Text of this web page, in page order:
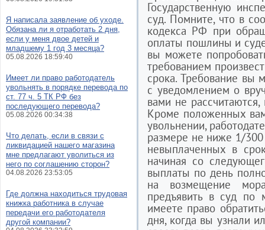
Государственную
суд. Помните, что в
кодекса РФ при
оплаты пошлины и
вы можете
требованием
срока. Требование вы
с уведомлением о
вами не
Кроме положенных
увольнении,
размере не ниже 1/
невыплаченных в
начиная со
выплаты по день
на возмещение
предъявить в суд по
имеете право
дня, когда вы узнали
Я написала заявление об уходе.
Обязана ли я отработать 2 дня,
если у меня двое детей и
младшему 1 год 3 месяца?
05.08.2026 18:59:40
Имеет ли право работодатель
увольнять в порядке перевода по
ст. 77 ч. 5 ТК РФ без
последующего перевода?
05.08.2026 00:34:38
Что делать, если в связи с
ликвидацией нашего магазина
мне предлагают уволиться из
него по соглашению сторон?
04.08.2026 23:53:05
Где должна находиться трудовая
книжка работника в случае
передачи его работодателя
другой компании?